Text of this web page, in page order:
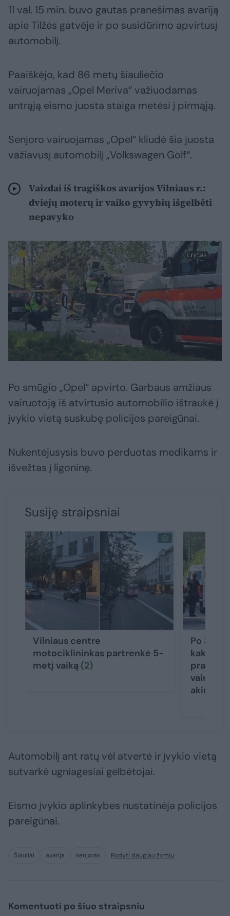
11 val. 15 min. buvo gautas pranešimas avariją
apie Tilžės gatvėje ir po susidūrimo apvirtusį
automobilį.
Paaiškėjo, kad 86 metų šiauliečio
vairuojamas „Opel Meriva“ važiuodamas
antrąją eismo juosta staiga metėsi į pirmąją.
Senjoro vairuojamas „Opel“ kliudė šia juosta
važiavusį automobilį „Volkswagen Golf“.
Vaizdai iš tragiškos avarijos Vilniaus r.:
dviejų moterų ir vaiko gyvybių išgelbėti
nepavyko
Po smūgio „Opel“ apvirto. Garbaus amžiaus
vairuotoją iš atvirtusio automobilio ištraukė į
įvykio vietą suskubę policijos pareigūnai.
Nukentėjusysis buvo perduotas medikams ir
išvežtas į ligoninę.
Susiję straipsniai
Vilniaus centre
motociklininkas partrenkė 5-
metį vaiką (2)
Po 3
prabilo
Automobilį ant ratų vėl atvertė ir įvykio vietą
sutvarkė ugniagesiai gelbėtojai.
Eismo įvykio aplinkybes nustatinėja policijos
pareigūnai.
Šiauliai avarija senjoras Rodyti daugiau žymių
Komentuoti po šiuo straipsniu